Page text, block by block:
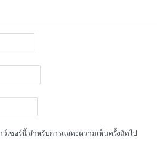
เซอร์นี้ สำหรับการแสดงความเห็นครั้งถัดไป